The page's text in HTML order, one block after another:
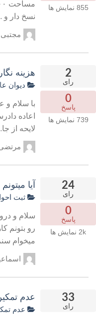
855 نمایش ها
نسخ دار و
مجتبی
2
رای
0
پاسخ
739 نمایش ها
هزینه نگارش
دیوان
اعاده
لایحه از
24
رای
0
پاسخ
2k
نمایش ها
آیا
ثبت
سلام و
میخوام
33
رای
عدم
عدم